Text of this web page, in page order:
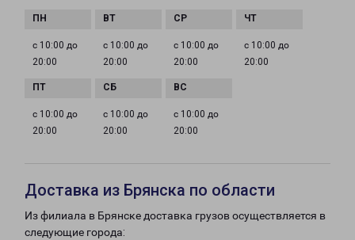
с 10:00 до
20:00
с 10:00 до
20:00
с 10:00 до
20:00
с 10:00 до
20:00
с 10:00 до
20:00
с 10:00 до
20:00
с 10:00 до
20:00
Доставка из Брянска по области
Из филиала в Брянске доставка грузов осуществляется в
следующие города: